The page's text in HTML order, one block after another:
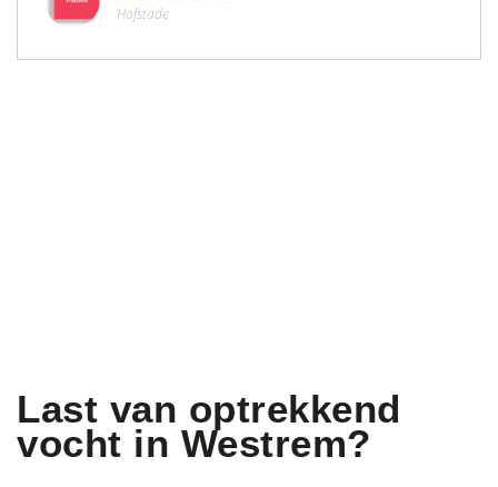
Hofstade
Last van optrekkend
vocht in Westrem?